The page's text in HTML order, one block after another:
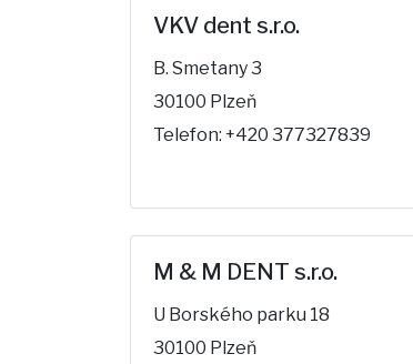
VKV dent s.r.o.
B. Smetany 3
30100 Plzeň
Telefon: +420 377327839
M & M DENT s.r.o.
U Borského parku 18
30100 Plzeň